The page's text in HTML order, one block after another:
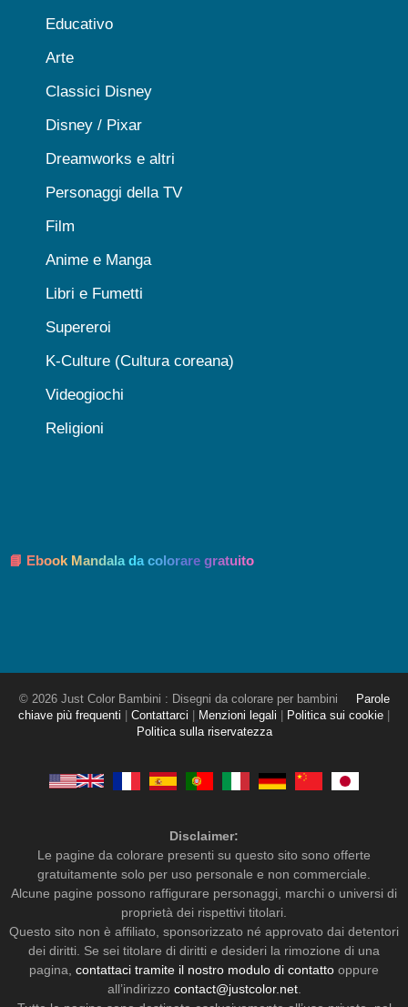
Educativo
Arte
Classici Disney
Disney / Pixar
Dreamworks e altri
Personaggi della TV
Film
Anime e Manga
Libri e Fumetti
Supereroi
K-Culture (Cultura coreana)
Videogiochi
Religioni
📘 Ebook Mandala da colorare gratuito
© 2026 Just Color Bambini : Disegni da colorare per bambini
Parole
chiave più frequenti
Contattarci Menzioni legali Politica sui cookie
Politica sulla riservatezza
Disclaimer:
Le pagine da colorare presenti su questo sito sono offerte
gratuitamente solo per uso personale e non commerciale.
Alcune pagine possono raffigurare personaggi, marchi o universi di
proprietà dei rispettivi titolari.
Questo sito non è affiliato, sponsorizzato né approvato dai detentori
dei diritti. Se sei titolare di diritti e desideri la rimozione di una
pagina, contattaci tramite il nostro modulo di contatto oppure
all’indirizzo contact@justcolor.net.